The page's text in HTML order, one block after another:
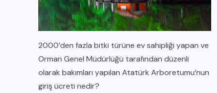
2000’den fazla bitki türüne ev sahipliği yapan ve
Orman Genel Müdürlüğü tarafından düzenli
olarak bakımları yapılan Atatürk Arboretumu’nun
giriş ücreti nedir?